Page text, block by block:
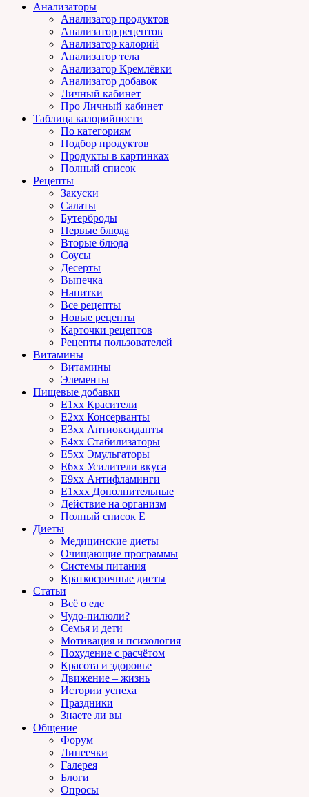
Анализаторы
Анализатор продуктов
Анализатор рецептов
Анализатор калорий
Анализатор тела
Анализатор Кремлёвки
Анализатор добавок
Личный кабинет
Про Личный кабинет
Таблица калорийности
По категориям
Подбор продуктов
Продукты в картинках
Полный список
Рецепты
Закуски
Салаты
Бутерброды
Первые блюда
Вторые блюда
Соусы
Десерты
Выпечка
Напитки
Все рецепты
Новые рецепты
Карточки рецептов
Рецепты пользователей
Витамины
Витамины
Элементы
Пищевые добавки
E1xx Красители
E2xx Консерванты
E3xx Антиоксиданты
E4xx Стабилизаторы
E5xx Эмульгаторы
E6xx Усилители вкуса
E9xx Антифламинги
E1xxx Дополнительные
Действие на организм
Полный список E
Диеты
Медицинские диеты
Очищающие программы
Системы питания
Краткосрочные диеты
Статьи
Всё о еде
Чудо-пилюли?
Семья и дети
Мотивация и психология
Похудение с расчётом
Красота и здоровье
Движение – жизнь
Истории успеха
Праздники
Знаете ли вы
Общение
Форум
Линеечки
Галерея
Блоги
Опросы